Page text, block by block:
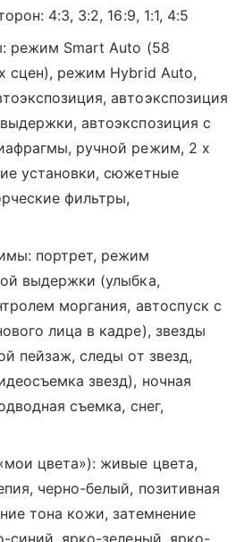
4:3, 3:2, 16:9, 1:1, 4:5
режим Smart Auto (58
сцен), режим Hybrid Auto,
автоэкспозиция
автоэкспозиция с
ручной режим, 2 х
установки, сюжетные
фильтры,
портрет, режим
выдержки (улыбка,
моргания, автоспуск с
лица в кадре), звезды
пейзаж, следы от звезд,
звезд), ночная
съемка, снег,
цвета»): живые цвета,
черно-белый, позитивная
тона кожи, затемнение
синий, ярко-зеленый, ярко-